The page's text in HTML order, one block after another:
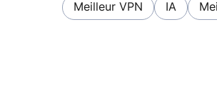
Meilleur VPN IA